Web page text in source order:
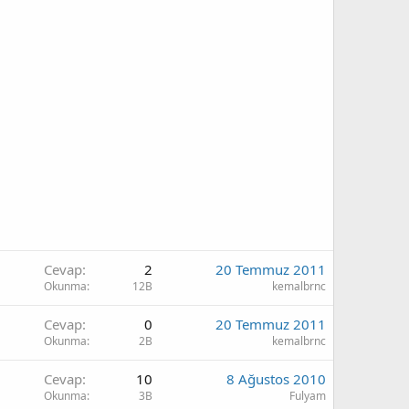
Cevap 2
Okunma 12B
20 Temmuz 2011
kemalbrnc
Cevap 0
Okunma 2B
20 Temmuz 2011
kemalbrnc
Cevap 10
Okunma 3B
8 Ağustos 2010
Fulyam